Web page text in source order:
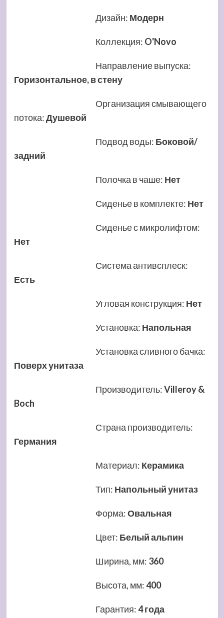
Дизайн: Модерн
Коллекция: O'Novo
Направление выпуска:
Горизонтальное, в стену
Организация смывающего
потока:Душевой
Подвод воды: Боковой/
задний
Полочка в чаше: Нет
Сиденье в комплекте: Нет
Сиденье с микролифтом:
Нет
Система антивсплеск:
Есть
Угловая конструкция: Нет
Установка: Напольная
Установка сливного бачка:
Поверх унитаза
Производитель:Villeroy &
Boch
Страна производитель:
Германия
Материал: Керамика
Тип: Напольный унитаз
Форма:Овальная
Цвет: Белый альпин
Ширина, мм: 360
Высота, мм:400
Гарантия:4 года